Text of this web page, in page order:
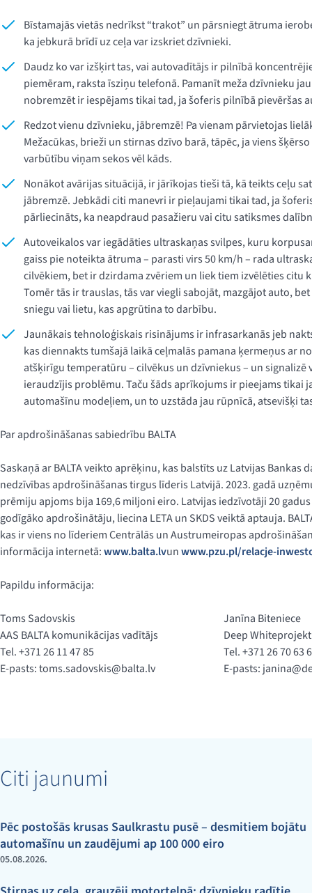
Bīstamajās vietās nedrīkst “trakot” un pārsniegt ātruma
ka jebkurā brīdī uz ceļa var izskriet dzīvnieki.
Daudz ko var izšķirt tas, vai autovadītājs ir pilnībā
piemēram, raksta īsziņu telefonā. Pamanīt meža dzīvnieku
nobremzēt ir iespējams tikai tad, ja šoferis pilnībā pievēršas
Redzot vienu dzīvnieku, jābremzē! Pa vienam pārvietojas
Mežacūkas, brieži un stirnas dzīvo barā, tāpēc, ja viens
varbūtību viņam sekos vēl kāds.
Nonākot avārijas situācijā, ir jārīkojas tieši tā, kā teikts ceļu
jābremzē. Jebkādi citi manevri ir pieļaujami tikai tad, ja
pārliecināts, ka neapdraud pasažieru vai citu satiksmes
Autoveikalos var iegādāties ultraskaņas svilpes, kuru
gaiss pie noteikta ātruma – parasti virs 50 km/h – rada
cilvēkiem, bet ir dzirdama zvēriem un liek tiem izvēlēties citu
Tomēr tās ir trauslas, tās var viegli sabojāt, mazgājot auto,
sniegu vai lietu, kas apgrūtina to darbību.
Jaunākais tehnoloģiskais risinājums ir infrasarkanās jeb
kas diennakts tumšajā laikā ceļmalās pamana ķermeņus ar
atšķirīgu temperatūru – cilvēkus un dzīvniekus – un signalizē
ieraudzījis problēmu. Taču šāds aprīkojums ir pieejams tikai
automašīnu modeļiem, un to uzstāda jau rūpnīcā, atsevišķi
Par apdrošināšanas sabiedrību BALTA
Saskaņā ar BALTA veikto aprēķinu, kas balstīts uz Latvijas Bankas
nedzīvības apdrošināšanas tirgus līderis Latvijā. 2023. gadā
prēmiju apjoms bija 169,6 miljoni eiro. Latvijas iedzīvotāji 20 gadus
godīgāko apdrošinātāju, liecina LETA un SKDS veiktā aptauja.
kas ir viens no līderiem Centrālās un Austrumeiropas
informācija internetā:www.balta.lvunwww.pzu.pl/relacje-
Papildu informācija:
Toms Sadovskis
AAS BALTA komunikācijas vadītājs
Tel. +371 26 11 47 85
E-pasts:toms.sadovskis@balta.lv
Janīna Biteniece
Deep
Tel. +371 26 70 63
E-pasts:
Citi jaunumi
Pēc postošās krusas Saulkrastu pusē – desmitiem bojātu
automašīnu un zaudējumi ap 100 000 eiro
05.08.2026.